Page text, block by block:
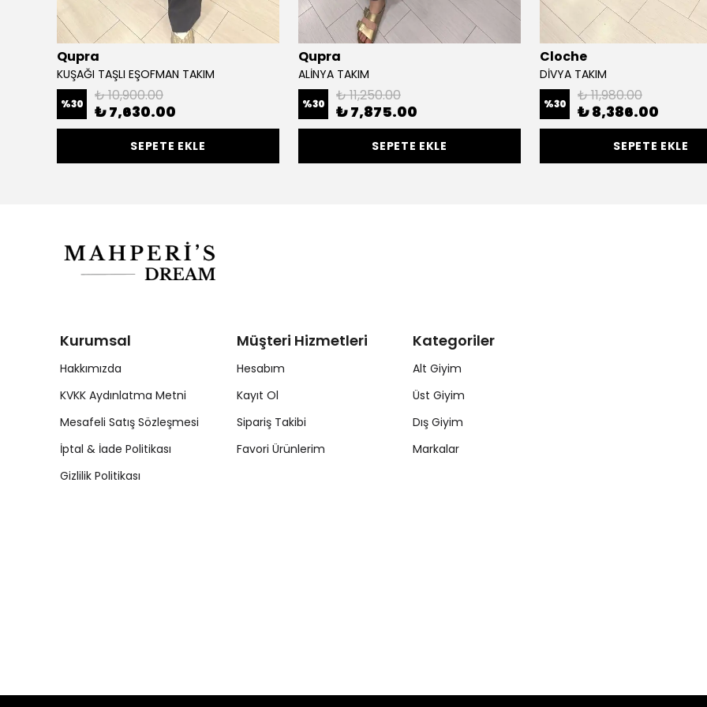
Qupra
KUŞAĞI TAŞLI EŞOFMAN TAKIM
%30 ₺ 10,900.00
₺ 7,630.00
SEPETE EKLE
Qupra
ALİNYA TAKIM
%30 ₺ 11,250.00
₺ 7,875.00
SEPETE EKLE
Cloche
DİVYA TAKIM
%30 ₺ 11,980.00
₺ 8,386.00
SEPETE EKLE
Kurumsal
Hakkımızda
KVKK Aydınlatma Metni
Mesafeli Satış Sözleşmesi
İptal & İade Politikası
Gizlilik Politikası
Müşteri Hizmetleri
Hesabım
Kayıt Ol
Sipariş Takibi
Favori Ürünlerim
Kategoriler
Alt Giyim
Üst Giyim
Dış Giyim
Markalar